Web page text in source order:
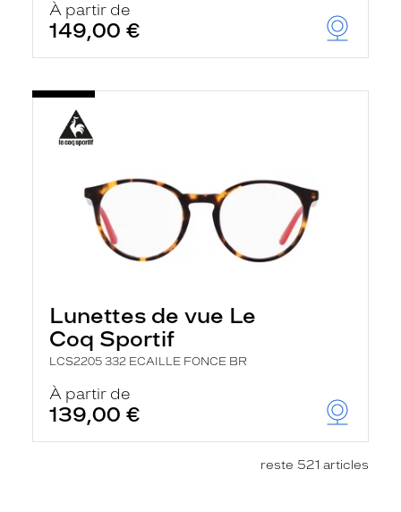
À partir de
149,00 €
Lunettes de vue Le
Coq Sportif
LCS2205 332 ECAILLE FONCE BR
À partir de
139,00 €
reste 521 articles